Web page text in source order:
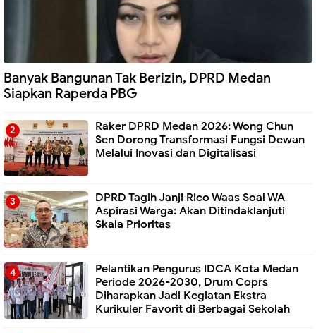
Banyak Bangunan Tak Berizin, DPRD Medan
Siapkan Raperda PBG
Raker DPRD Medan 2026: Wong Chun
Sen Dorong Transformasi Fungsi Dewan
Melalui Inovasi dan Digitalisasi
DPRD Tagih Janji Rico Waas Soal WA
Aspirasi Warga: Akan Ditindaklanjuti
Skala Prioritas
Pelantikan Pengurus IDCA Kota Medan
Periode 2026-2030, Drum Coprs
Diharapkan Jadi Kegiatan Ekstra
Kurikuler Favorit di Berbagai Sekolah